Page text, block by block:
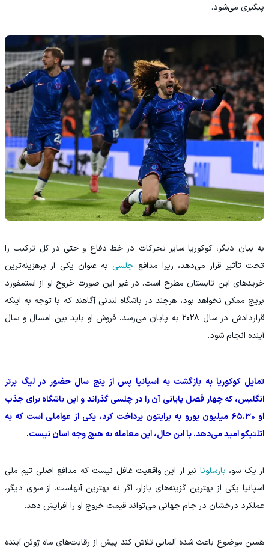
پیگیری می‌شود.
به بیان دیگر، کوکوریا سایر تحرکات در خط دفاع و حتی در کل ترکیب را
تحت تأثیر قرار می‌دهد، زیرا مدافع چلسی به عنوان یکی از پرهزینه‌ترین
خریدهای این تابستان مطرح است. در غیر این صورت خروج او از استمفورد
بریج ممکن نخواهد بود، هرچند در باشگاه لندنی آگاهند که با توجه به اینکه
قراردادش در سال ۲۰۲۸ به پایان می‌رسد، فروش او باید بین امسال و سال
آینده انجام شود.
تمایل کوکوریا به بازگشت به اسپانیا پس از پنج سال حضور در لیگ برتر
انگلیس، که چهار فصل پایانی آن را در چلسی گذراند و این باشگاه برای جذب
او ۶۵.۳۰ میلیون یورو به برایتون پرداخت کرد، یکی از عواملی است که به
اتلتیکو امید می‌دهد. با این حال، این معامله به هیچ وجه آسان نیست.
از یک سو، بارسلونا نیز از این واقعیت غافل نیست که مدافع اصلی تیم ملی
اسپانیا یکی از بهترین گزینه‌های بازار، اگر نه بهترین آنهاست. از سوی دیگر،
عملکرد درخشان در جام جهانی می‌تواند قیمت خروج او را افزایش دهد.
همین موضوع باعث شده آلمانی تلاش کند پیش از رقابت‌های ماه ژوئن آینده